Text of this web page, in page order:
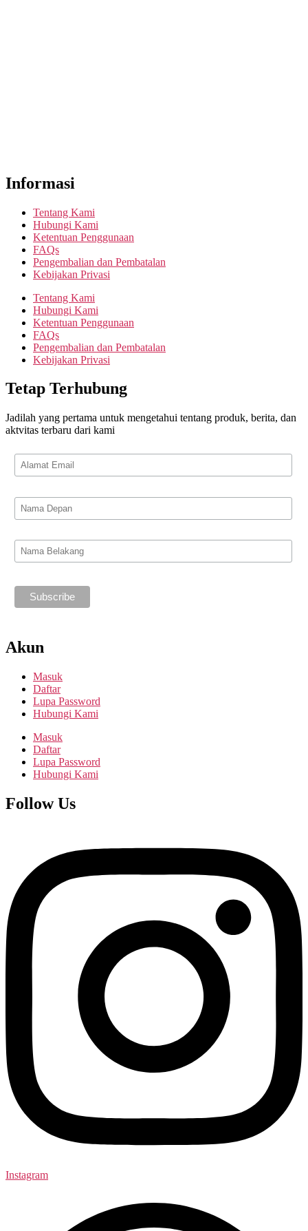
Informasi
Tentang Kami
Hubungi Kami
Ketentuan Penggunaan
FAQs
Pengembalian dan Pembatalan
Kebijakan Privasi
Tentang Kami
Hubungi Kami
Ketentuan Penggunaan
FAQs
Pengembalian dan Pembatalan
Kebijakan Privasi
Tetap Terhubung
Jadilah yang pertama untuk mengetahui tentang produk, berita, dan
aktvitas terbaru dari kami
Akun
Masuk
Daftar
Lupa Password
Hubungi Kami
Masuk
Daftar
Lupa Password
Hubungi Kami
Follow Us
Instagram